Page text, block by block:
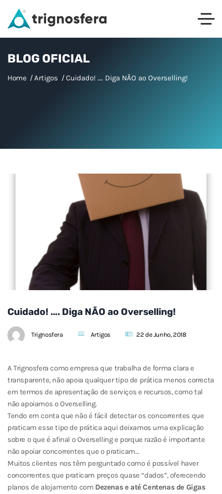
BLOG OFICIAL
Home Artigos Cuidado! …. Diga NÃO ao Overselling!
Cuidado! …. Diga NÃO ao Overselling!
Trignosfera Artigos 22 de Junho, 2018
A Trignosfera como empresa que trabalha de forma clara e
transparente, não apoia qualquer tipo de prática menos correcta
em termos de apresentação de serviços e recursos, como tal
não apoiamos o Overselling.
Tendo em conta que não é fácil detectar os concorrentes que
praticam esse tipo de prática aqui deixamos uma explicação
sobre o que é afinal o Overselling e porque razão é importante
não apoiar concorrentes que o praticam…
Muitos clientes nos têm perguntado como é possível haver
concorrentes que praticam preços quase “dados”, oferecendo
planos de alojamento com Dezenas e até Centenas de Gigas